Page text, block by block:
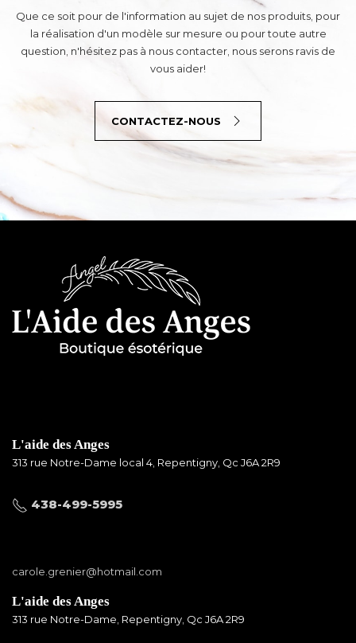
Que ce soit pour de l'information au sujet de nos produits, pour
la réalisation d'un modèle sur mesure ou pour toute autre
question, n'hésitez pas à nous contacter, nous serons ravis de
vous aider!
CONTACTEZ-NOUS
L'aide des Anges
313 rue Notre-Dame local 4, Repentigny, Qc J6A 2R9
438-499-5995
carole.grenier@hotmail.com
L'aide des Anges
313 rue Notre-Dame, Repentigny, Qc J6A 2R9